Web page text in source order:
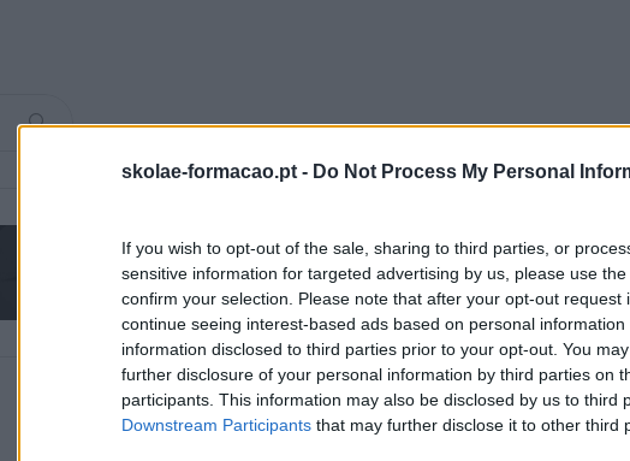
skolae-formacao.pt - Do Not Process My Personal
If you wish to opt-out of the sale, sharing to third parties, or
sensitive information for targeted advertising by us, please use
confirm your selection. Please note that after your opt-out request
continue seeing interest-based ads based on personal
information disclosed to third parties prior to your opt-out. You
further disclosure of your personal information by third parties on
participants. This information may also be disclosed by us to third
Downstream Participants that may further disclose it to other third